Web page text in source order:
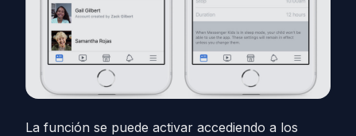
La función se puede activar accediendo a los